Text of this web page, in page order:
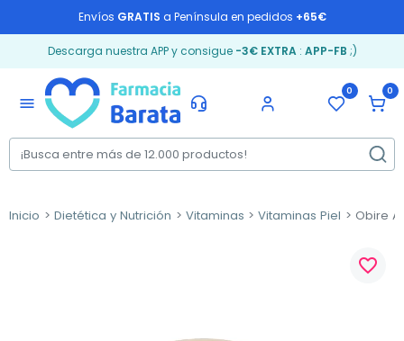
Envíos GRATIS a Península en pedidos +65€
Descarga nuestra APP y consigue -3€ EXTRA: APP-FB ;)
menu
0 0
Inicio Dietética y Nutrición Vitaminas Vitaminas Piel Obire
favorite_border